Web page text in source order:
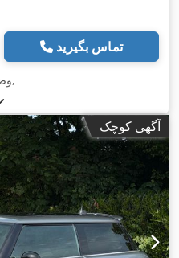
تماس بگیرید
,
آگهی کوچک